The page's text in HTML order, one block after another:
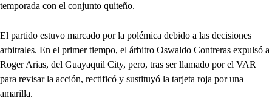
temporada con el conjunto quiteño.
El partido estuvo marcado por la polémica debido a las decisiones
arbitrales. En el primer tiempo, el árbitro Oswaldo Contreras expulsó a
Roger Arias, del Guayaquil City, pero, tras ser llamado por el VAR
para revisar la acción, rectificó y sustituyó la tarjeta roja por una
amarilla.